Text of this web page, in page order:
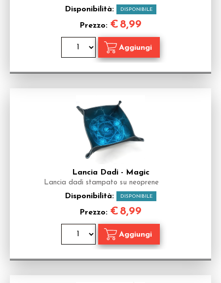
Disponibilità: DISPONIBILE
Prezzo: € 8,99
Lancia Dadi - Magic
Lancia dadi stampato su neoprene
Disponibilità: DISPONIBILE
Prezzo: € 8,99